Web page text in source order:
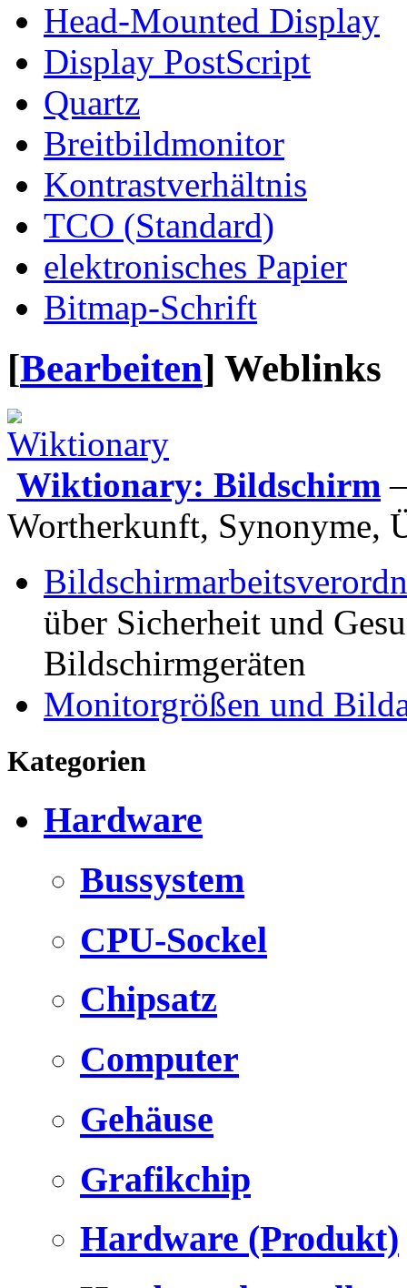
Head-Mounted Display
Display PostScript
Quartz
Breitbildmonitor
Kontrastverhältnis
TCO (Standard)
elektronisches Papier
Bitmap-Schrift
[Bearbeiten] Weblinks
Wiktionary: Bildschirm
Wortherkunft, Synonyme,
über Sicherheit und
Bildschirmgeräten
Monitorgrößen und
Kategorien
Hardware
Bussystem
CPU-Sockel
Chipsatz
Computer
Gehäuse
Grafikchip
Hardware (Produkt)